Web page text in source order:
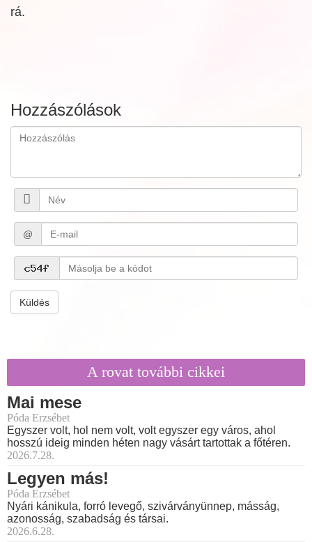
rá.
Hozzászólások
@
Küldés
A rovat további cikkei
Mai mese
Póda Erzsébet
Egyszer volt, hol nem volt, volt egyszer egy város, ahol
hosszú ideig minden héten nagy vásárt tartottak a főtéren.
2026.7.28.
Legyen más!
Póda Erzsébet
Nyári kánikula, forró levegő, szivárványünnep, másság,
azonosság, szabadság és társai.
2026.6.28.